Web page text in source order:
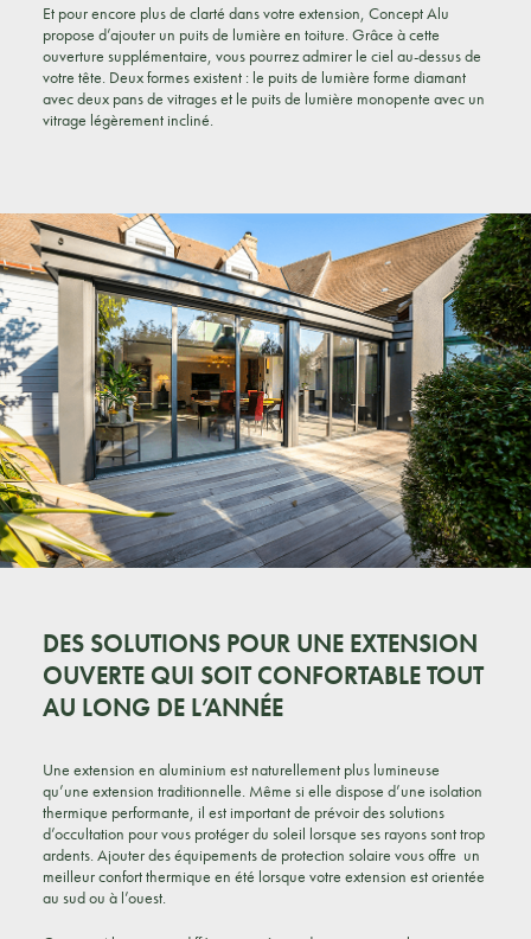
Et pour encore plus de clarté dans votre extension, Concept Alu
propose d’ajouter un puits de lumière en toiture. Grâce à cette
ouverture supplémentaire, vous pourrez admirer le ciel au-dessus de
votre tête. Deux formes existent : le puits de lumière forme diamant
avec deux pans de vitrages et le puits de lumière monopente avec un
vitrage légèrement incliné.
DES SOLUTIONS POUR UNE EXTENSION
OUVERTE QUI SOIT CONFORTABLE TOUT
AU LONG DE L’ANNÉE
Une extension en aluminium est naturellement plus lumineuse
qu’une extension traditionnelle. Même si elle dispose d’une isolation
thermique performante, il est important de prévoir des solutions
d’occultation pour vous protéger du soleil lorsque ses rayons sont trop
ardents. Ajouter des équipements de protection solaire vous offre un
meilleur confort thermique en été lorsque votre extension est orientée
au sud ou à l’ouest.